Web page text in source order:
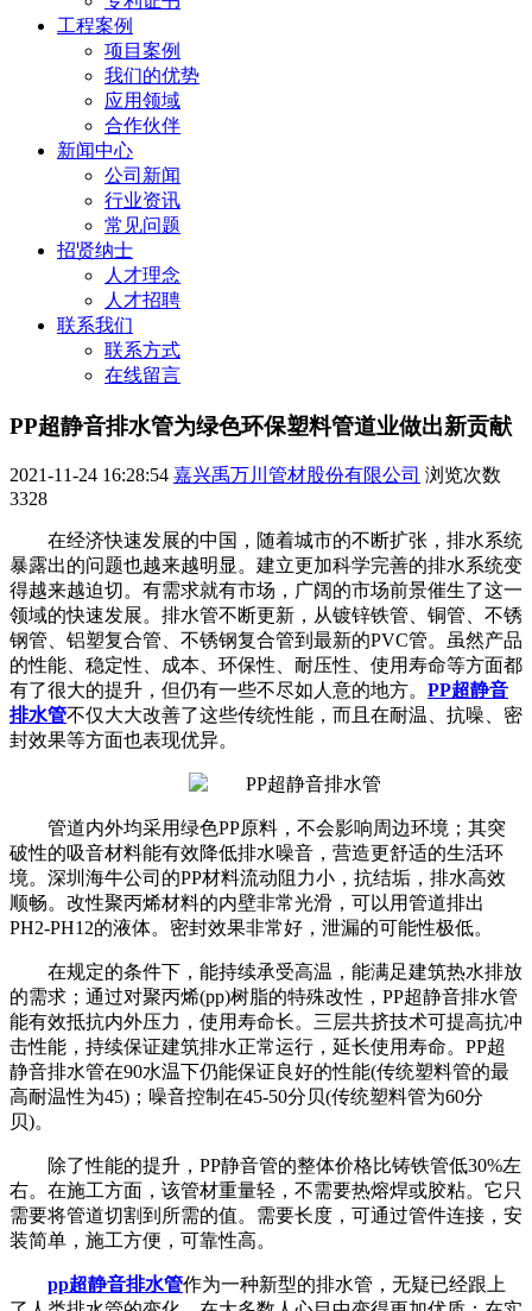
工程案例
项目案例
我们的优势
应用领域
合作伙伴
新闻中心
公司新闻
行业资讯
常见问题
招贤纳士
人才理念
人才招聘
联系我们
联系方式
在线留言
PP超静音排水管为绿色环保塑料管道业做出新贡献
2021-11-24 16:28:54 嘉兴禹万川管材股份有限公司 浏览次数
3328
在经济快速发展的中国，随着城市的不断扩张，排水系统
暴露出的问题也越来越明显。建立更加科学完善的排水系统变
得越来越迫切。有需求就有市场，广阔的市场前景催生了这一
领域的快速发展。排水管不断更新，从镀锌铁管、铜管、不锈
钢管、铝塑复合管、不锈钢复合管到最新的PVC管。虽然产品
的性能、稳定性、成本、环保性、耐压性、使用寿命等方面都
有了很大的提升，但仍有一些不尽如人意的地方。 PP超静音
排水管不仅大大改善了这些传统性能，而且在耐温、抗噪、密
封效果等方面也表现优异。
管道内外均采用绿色PP原料，不会影响周边环境；其突
破性的吸音材料能有效降低排水噪音，营造更舒适的生活环
境。深圳海牛公司的PP材料流动阻力小，抗结垢，排水高效
顺畅。改性聚丙烯材料的内壁非常光滑，可以用管道排出
PH2-PH12的液体。密封效果非常好，泄漏的可能性极低。
在规定的条件下，能持续承受高温，能满足建筑热水排放
的需求；通过对聚丙烯(pp)树脂的特殊改性，PP超静音排水管
能有效抵抗内外压力，使用寿命长。三层共挤技术可提高抗冲
击性能，持续保证建筑排水正常运行，延长使用寿命。PP超
静音排水管在90水温下仍能保证良好的性能(传统塑料管的最
高耐温性为45)；噪音控制在45-50分贝(传统塑料管为60分
贝)。
除了性能的提升，PP静音管的整体价格比铸铁管低30%左
右。在施工方面，该管材重量轻，不需要热熔焊或胶粘。它只
需要将管道切割到所需的值。需要长度，可通过管件连接，安
装简单，施工方便，可靠性高。
pp超静音排水管作为一种新型的排水管，无疑已经跟上